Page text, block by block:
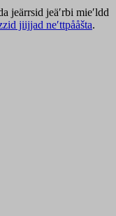
jeärrsid jeäʹrbi mieʹldd
jiijjad neʹttpååšta.